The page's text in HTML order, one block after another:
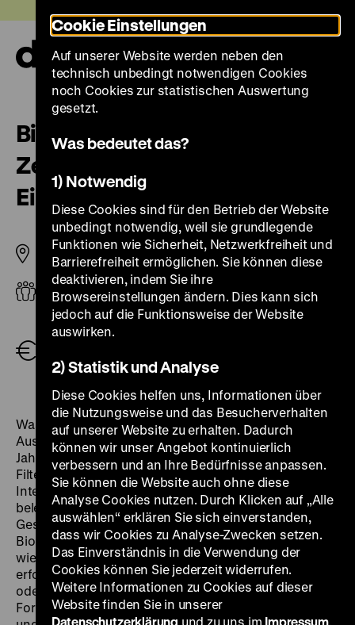
zum
Seiteninhalt
springen
Biodiversität im Wandel der
Zeit. Die Menschen und ihr
Einfluss auf die Natur
Pei-Bau
Erwachsene, Sekundarstufe I, Sekundarstufe II
Schulklassen (pro Schüler*in und Eintritt im
Personen, zzgl. Eintritt)
75,00 €
Personen, zzgl. Eintritt)30,00 €
Was hat Erzabbau mit Forstwirtschaft zu tun? Welche
Auswirkungen hatte die Rheinbegradigung im 19.
Jahrhundert? Wie unterstützte ein Wal den Einbau von
Filteranlagen in Fabrikanlagen? Anlässlich des
Internationalen Tages der Biologischen Vielfalt
beleuchtet der Rundgang durch 800 Jahre deutscher
Geschichte, wie menschliche Aktivitäten Natur und
Biodiversität veränderten. An ausgewählten Objekten
wie der Kartoffel aus Gips, Dokumenten über eine
erfolgreiche Allmende am Bodensee, einem Motorrad
oder einem Modell eines Schaufelbaggers werden
Formen der Landnutzung, wirtschaftliche Interessen
Cookie Einstellungen
Auf unserer Website werden neben den
technisch unbedingt notwendigen Cookies
noch Cookies zur statistischen Auswertung
gesetzt.
Was bedeutet das?
1) Notwendig
Diese Cookies sind für den Betrieb der Website
unbedingt notwendig, weil sie grundlegende
Funktionen wie Sicherheit, Netzwerkfreiheit und
Barrierefreiheit ermöglichen. Sie können diese
deaktivieren, indem Sie ihre
Browsereinstellungen ändern. Dies kann sich
jedoch auf die Funktionsweise der Website
auswirken.
2) Statistik und Analyse
Diese Cookies helfen uns, Informationen über
die Nutzungsweise und das Besucherverhalten
auf unserer Website zu erhalten. Dadurch
können wir unser Angebot kontinuierlich
verbessern und an Ihre Bedürfnisse anpassen.
Sie können die Website auch ohne diese
Analyse Cookies nutzen. Durch Klicken auf „Alle
auswählen“ erklären Sie sich einverstanden,
dass wir Cookies zu Analyse-Zwecken setzen.
Das Einverständnis in die Verwendung der
Cookies können Sie jederzeit widerrufen.
Weitere Informationen zu Cookies auf dieser
Website finden Sie in unserer
Datenschutzerklärung und zu uns im Impressum.